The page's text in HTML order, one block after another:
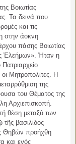
Βοιωτίας
Τα δεινά που
και τις
στην άοκνη
πάσης Βοιωτίας
Ἑλεήμων». Ήταν η
Μητροπολίτες. Η
της
του Θέματος της
Αρχιεπισκοπή.
θέση μεταξύ των
βασιλίδος
Θηβών προήχθη
και ενός